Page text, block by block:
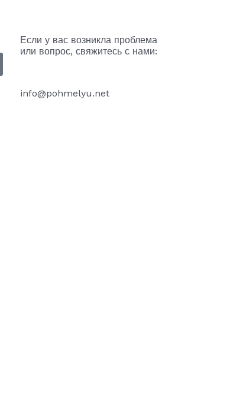
Если у вас возникла проблема
или вопрос, свяжитесь с нами:
info@pohmelyu.net